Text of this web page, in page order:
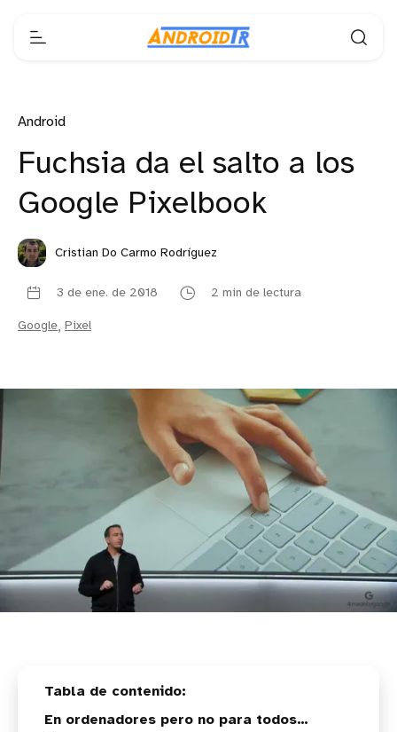
Android
Fuchsia da el salto a los
Google Pixelbook
Cristian Do Carmo Rodríguez
3 de ene. de 2018 2 min de lectura
Google, Pixel
En ordenadores pero no para todos…